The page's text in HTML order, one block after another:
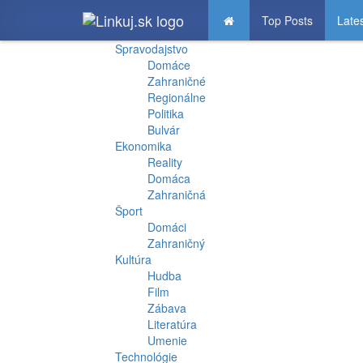
Top Posts
Spravodajstvo
Domáce
Zahraničné
Regionálne
Politika
Bulvár
Ekonomika
Reality
Domáca
Zahraničná
Šport
Domáci
Zahraničný
Kultúra
Hudba
Film
Zábava
Literatúra
Umenie
Technológie